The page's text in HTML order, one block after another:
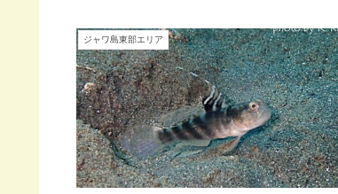
ジャワ島東部エリア